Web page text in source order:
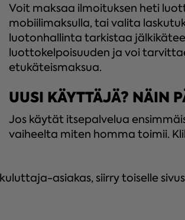
Voit maksaa ilmoituksen heti
mobiilimaksulla, tai valita
luotonhallinta tarkistaa
luottokelpoisuuden ja voi
etukäteismaksua.
UUSI KÄYTTÄJÄ? NÄIN
Jos käytät itsepalvelua
vaiheelta miten homma toimii.
asiakas, siirry toiselle